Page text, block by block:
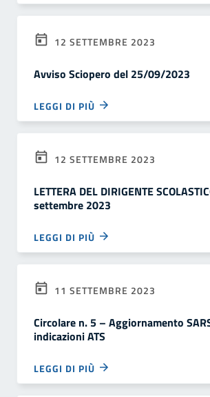
12 SETTEMBRE 2023
Avviso Sciopero del 25/09/2023
LEGGI DI PIÙ
12 SETTEMBRE 2023
LETTERA DEL DIRIGENTE
settembre 2023
LEGGI DI PIÙ
11 SETTEMBRE 2023
Circolare n. 5 – Aggiornamento
indicazioni ATS
LEGGI DI PIÙ